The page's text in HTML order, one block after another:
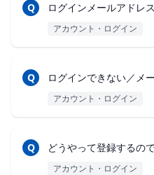
Q ログインメールアドレ
アカウント・ログイン
Q ログインできない／メ
アカウント・ログイン
Q どうやって登録するの
アカウント・ログイン